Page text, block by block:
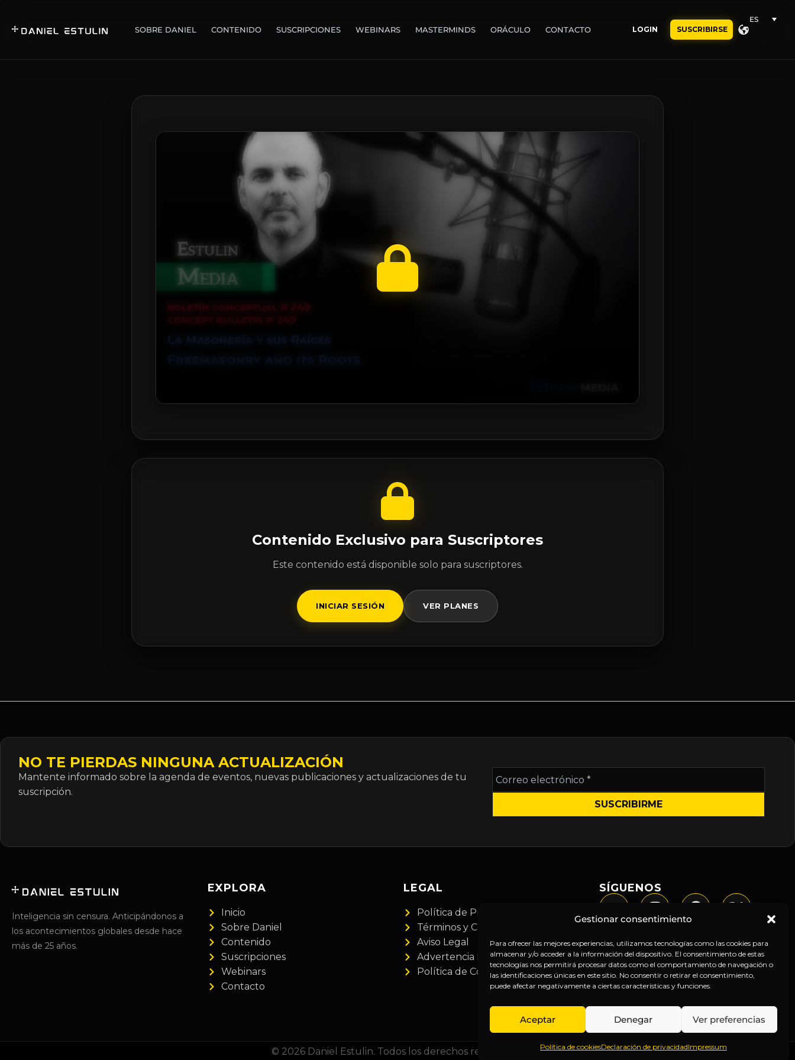
Gestionar consentimiento
Para ofrecer las mejores experiencias, utilizamos tecnologías como las cookies para
almacenar y/o acceder a la información del dispositivo. El consentimiento de estas
tecnologías nos permitirá procesar datos como el comportamiento de navegación o
las identificaciones únicas en este sitio. No consentir o retirar el consentimiento,
puede afectar negativamente a ciertas características y funciones.
Aceptar Denegar Ver preferencias
Política de cookiesDeclaración de privacidadImpressum
SOBRE DANIEL CONTENIDO SUSCRIPCIONES WEBINARS MASTERMINDS ORÁCULO CONTACTO LOGIN SUSCRIBIRSE
ES
Contenido Exclusivo para Suscriptores
Este contenido está disponible solo para suscriptores.
INICIAR SESIÓN VER PLANES
NO TE PIERDAS NINGUNA ACTUALIZACIÓN
Mantente informado sobre la agenda de eventos, nuevas publicaciones y actualizaciones de tu
suscripción.
Correo
electrónico
*
Inteligencia sin censura. Anticipándonos a
los acontecimientos globales desde hace
más de 25 años.
EXPLORA
Inicio
Sobre Daniel
Contenido
Suscripciones
Webinars
Contacto
LEGAL
Política de Privacidad
Términos y Condiciones
Aviso Legal
Advertencia Financiera
Política de Cookies
SÍGUENOS
© 2026 Daniel Estulin. Todos los derechos reservados.